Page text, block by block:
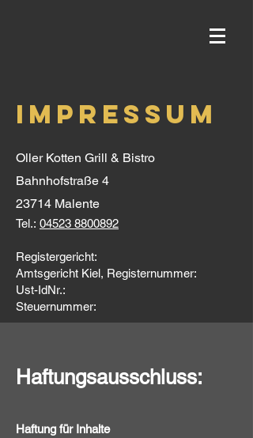
IMPRESSUM
Oller Kotten Grill & Bistro
Bahnhofstraße 4
23714 Malente
Tel.: 04523 8800892
Registergericht:
Amtsgericht Kiel, Registernummer:
Ust-IdNr.:
Steuernummer:
Haftungsausschluss:
Haftung für Inhalte